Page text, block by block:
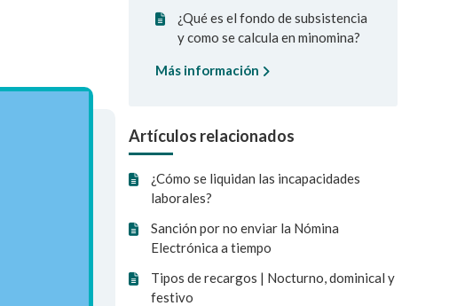
¿Qué es el fondo de subsistencia
y como se calcula en minomina?
Más información
Artículos relacionados
¿Cómo se liquidan las incapacidades
laborales?
Sanción por no enviar la Nómina
Electrónica a tiempo
Tipos de recargos | Nocturno, dominical y
festivo